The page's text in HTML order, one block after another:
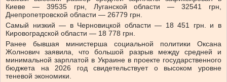
Киеве — 39535 грн, Луганской области — 32541 грн,
Днепропетровской области — 26779 грн.
Самый низкий — в Черновицкой области — 18 451 грн. и в
Кировоградской области — 18 778 грн.
Ранее бывшая министерша социальной политики Оксана
Жолнович заявила, что большой разрыв между средней и
минимальной зарплатой в Украине в проекте государственного
бюджета на 2026 год свидетельствует о высоком уровне
теневой экономики.